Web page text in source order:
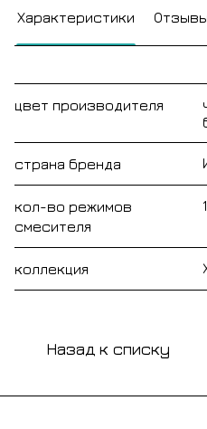
Характеристики Отзывы
цвет производителя
страна бренда
кол-во режимов
смесителя
1
коллекция
Назад к списку